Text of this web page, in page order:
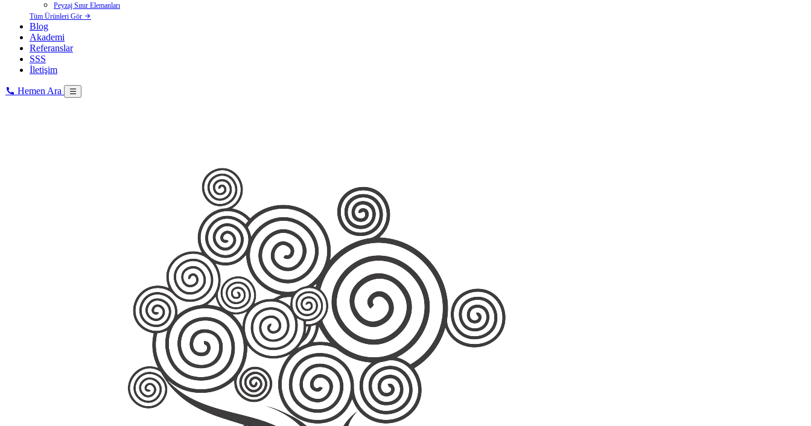
Peyzaj Sınır Elemanları
Tüm Ürünleri Gör
Blog
Akademi
Referanslar
SSS
İletişim
Hemen Ara